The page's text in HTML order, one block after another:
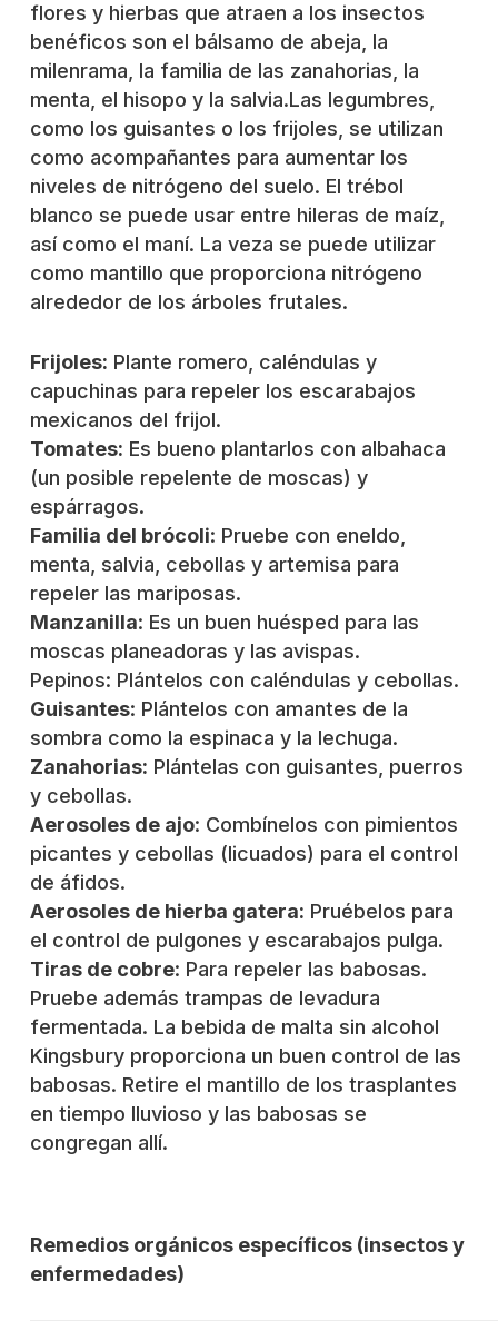
flores y hierbas que atraen a los insectos
benéficos son el bálsamo de abeja, la
milenrama, la familia de las zanahorias, la
menta, el hisopo y la salvia.Las legumbres,
como los guisantes o los frijoles, se utilizan
como acompañantes para aumentar los
niveles de nitrógeno del suelo. El trébol
blanco se puede usar entre hileras de maíz,
así como el maní. La veza se puede utilizar
como mantillo que proporciona nitrógeno
alrededor de los árboles frutales.
Frijoles: Plante romero, caléndulas y
capuchinas para repeler los escarabajos
mexicanos del frijol.
Tomates: Es bueno plantarlos con albahaca
(un posible repelente de moscas) y
espárragos.
Familia del brócoli: Pruebe con eneldo,
menta, salvia, cebollas y artemisa para
repeler las mariposas.
Manzanilla: Es un buen huésped para las
moscas planeadoras y las avispas.
Pepinos: Plántelos con caléndulas y cebollas.
Guisantes: Plántelos con amantes de la
sombra como la espinaca y la lechuga.
Zanahorias: Plántelas con guisantes, puerros
y cebollas.
Aerosoles de ajo: Combínelos con pimientos
picantes y cebollas (licuados) para el control
de áfidos.
Aerosoles de hierba gatera: Pruébelos para
el control de pulgones y escarabajos pulga.
Tiras de cobre: Para repeler las babosas.
Pruebe además trampas de levadura
fermentada. La bebida de malta sin alcohol
Kingsbury proporciona un buen control de las
babosas. Retire el mantillo de los trasplantes
en tiempo lluvioso y las babosas se
congregan allí.
Remedios orgánicos específicos (insectos y
enfermedades)